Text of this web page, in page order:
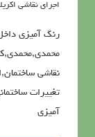
اجرای نقاشی
رنگ آمیزی
نقاشی
تغییرات
آمیزی